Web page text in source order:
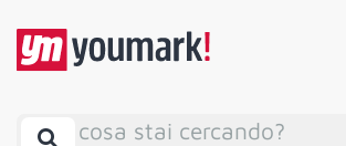
cosa stai cercando?